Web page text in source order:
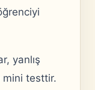
yanlış
mini testtir.